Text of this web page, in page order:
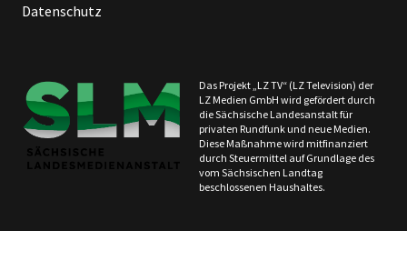
Datenschutz
Das Projekt „LZ TV“ (LZ Television) der
LZ Medien GmbH wird gefördert durch
die Sächsische Landesanstalt für
privaten Rundfunk und neue Medien.
Diese Maßnahme wird mitfinanziert
durch Steuermittel auf Grundlage des
vom Sächsischen Landtag
beschlossenen Haushaltes.